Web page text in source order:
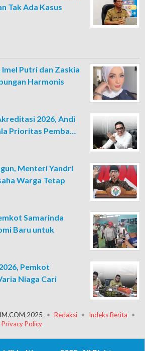
Tak Ada Kasus
Putri dan Zaskia
Harmonis
2026, Andi
Prioritas Pemba…
Menteri Yandri
Warga Tetap
Samarinda
Baru untuk
Pemkot
Niaga Cari
2025 Redaksi
Indeks Berita
Privacy Policy